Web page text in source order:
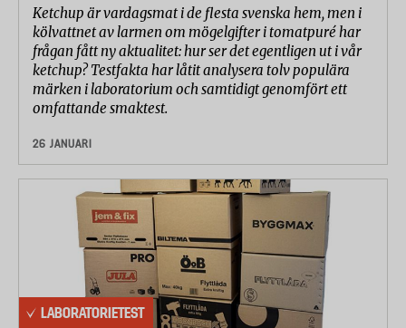
Ketchup är vardagsmat i de flesta svenska hem, men i
kölvattnet av larmen om mögelgifter i tomatpuré har
frågan fått ny aktualitet: hur ser det egentligen ut i vår
ketchup? Testfakta har låtit analysera tolv populära
märken i laboratorium och samtidigt genomfört ett
omfattande smaktest.
26 JANUARI
LABORATORIETEST